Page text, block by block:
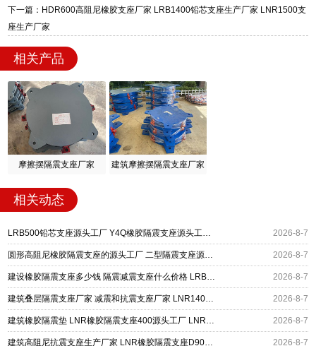
装指导全套服务，厂址衡水高新区北方工业基地
下一篇：HDR600高阻尼橡胶支座厂家 LRB1400铅芯支座生产厂家 LNR1500支
座生产厂家
相关产品
摩擦摆隔震支座厂家 建筑摩擦摆隔震支座厂家
相关动态
LRB500铅芯支座源头工厂 Y4Q橡胶隔震支座源头工厂 摩擦摆减隔震支座厂家 2026-8-7
圆形高阻尼橡胶隔震支座的源头工厂 二型隔震支座源头工厂 水平力分散型橡胶隔震支座厂家电话 2026-8-7
建设橡胶隔震支座多少钱 隔震减震支座什么价格 LRB400橡胶隔震支座厂家 2026-8-7
建筑叠层隔震支座厂家 减震和抗震支座厂家 LNR1400隔震支座厂家 2026-8-7
建筑橡胶隔震垫 LNR橡胶隔震支座400源头工厂 LNR橡胶隔震支座900(II型) 2026-8-7
建筑高阻尼抗震支座生产厂家 LNR橡胶隔震支座D900 铅芯建筑橡胶隔震支座 2026-8-7